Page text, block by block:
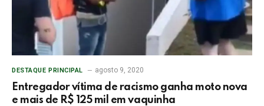
DESTAQUE PRINCIPAL agosto 9, 2020
Entregador vítima de racismo ganha moto nova
e mais de R$ 125 mil em vaquinha